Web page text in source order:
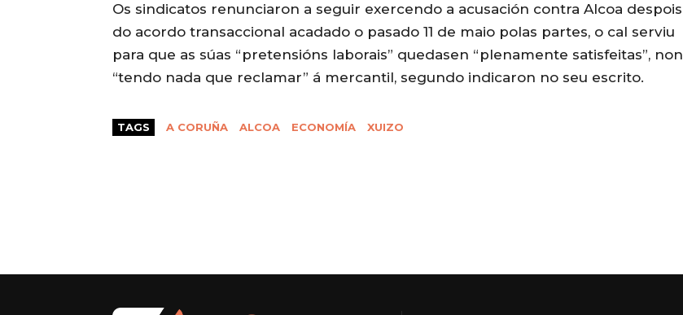
Os sindicatos renunciaron a seguir exercendo a acusación contra Alcoa despois
do acordo transaccional acadado o pasado 11 de maio polas partes, o cal serviu
para que as súas “pretensións laborais” quedasen “plenamente satisfeitas”, non
“tendo nada que reclamar” á mercantil, segundo indicaron no seu escrito.
TAGS A CORUÑA ALCOA ECONOMÍA XUIZO